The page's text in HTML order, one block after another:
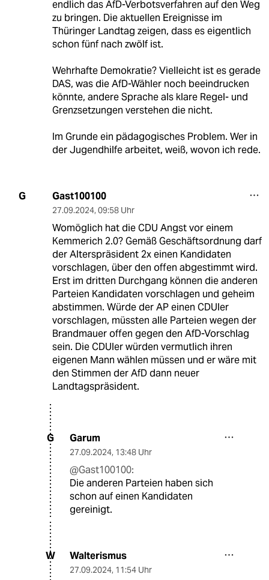
endlich das AfD-Verbotsverfahren auf den Weg
zu bringen. Die aktuellen Ereignisse im
Thüringer Landtag zeigen, dass es eigentlich
schon fünf nach zwölf ist.
Wehrhafte Demokratie? Vielleicht ist es gerade
DAS, was die AfD-Wähler noch beeindrucken
könnte, andere Sprache als klare Regel- und
Grenzsetzungen verstehen die nicht.
Im Grunde ein pädagogisches Problem. Wer in
der Jugendhilfe arbeitet, weiß, wovon ich rede.
G Gast100100
27.09.2024, 09:58 Uhr
Womöglich hat die CDU Angst vor einem
Kemmerich 2.0? Gemäß Geschäftsordnung darf
der Alterspräsident 2x einen Kandidaten
vorschlagen, über den offen abgestimmt wird.
Erst im dritten Durchgang können die anderen
Parteien Kandidaten vorschlagen und geheim
abstimmen. Würde der AP einen CDUler
vorschlagen, müssten alle Parteien wegen der
Brandmauer offen gegen den AfD-Vorschlag
sein. Die CDUler würden vermutlich ihren
eigenen Mann wählen müssen und er wäre mit
den Stimmen der AfD dann neuer
Landtagspräsident.
G Garum
27.09.2024, 13:48 Uhr
@Gast100100:
Die anderen Parteien haben sich
schon auf einen Kandidaten
gereinigt.
W Walterismus
27.09.2024, 11:54 Uhr